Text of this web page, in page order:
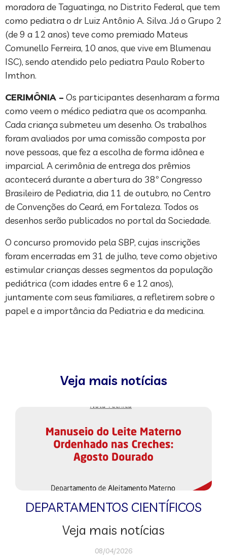
moradora de Taguatinga, no Distrito Federal, que tem
como pediatra o dr Luiz Antônio A. Silva. Já o Grupo 2
(de 9 a 12 anos) teve como premiado Mateus
Comunello Ferreira, 10 anos, que vive em Blumenau
ISC), sendo atendido pelo pediatra Paulo Roberto
Imthon.
CERIMÔNIA – Os participantes desenharam a forma
como veem o médico pediatra que os acompanha.
Cada criança submeteu um desenho. Os trabalhos
foram avaliados por uma comissão composta por
nove pessoas, que fez a escolha de forma idônea e
imparcial. A cerimônia de entrega dos prêmios
acontecerá durante a abertura do 38º Congresso
Brasileiro de Pediatria, dia 11 de outubro, no Centro
de Convenções do Ceará, em Fortaleza. Todos os
desenhos serão publicados no portal da Sociedade.
O concurso promovido pela SBP, cujas inscrições
foram encerradas em 31 de julho, teve como objetivo
estimular crianças desses segmentos da população
pediátrica (com idades entre 6 e 12 anos),
juntamente com seus familiares, a refletirem sobre o
papel e a importância da Pediatria e da medicina.
Veja mais notícias
DEPARTAMENTOS CIENTÍFICOS
Veja mais notícias
08/04/2026